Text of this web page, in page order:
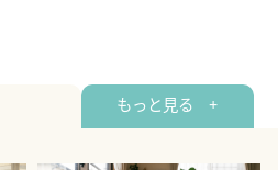
もっと見る +